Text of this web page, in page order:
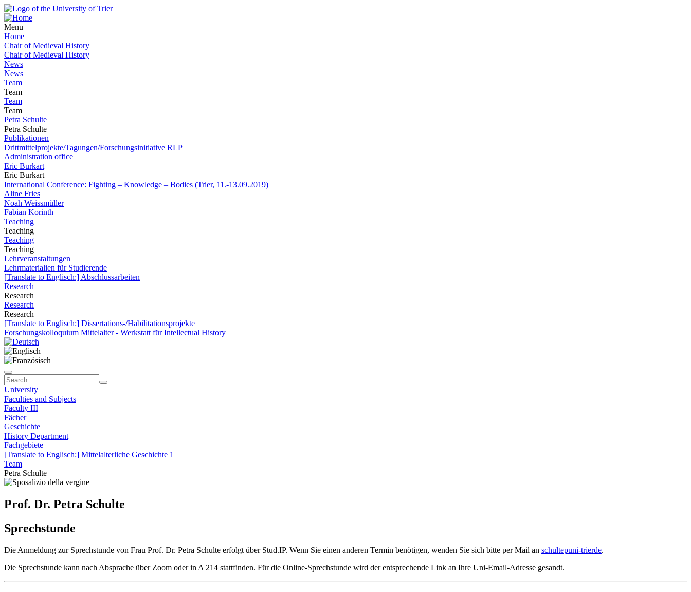
Menu
Home
Chair of Medieval History
Chair of Medieval History
News
News
Team
Team
Team
Team
Petra Schulte
Petra Schulte
Publikationen
Drittmittelprojekte/Tagungen/Forschungsinitiative RLP
Administration office
Eric Burkart
Eric Burkart
International Conference: Fighting – Knowledge – Bodies (Trier, 11.-13.09.2019)
Aline Fries
Noah Weissmüller
Fabian Korinth
Teaching
Teaching
Teaching
Teaching
Lehrveranstaltungen
Lehrmaterialien für Studierende
[Translate to Englisch:] Abschlussarbeiten
Research
Research
Research
Research
[Translate to Englisch:] Dissertations-/Habilitationsprojekte
Forschungskolloquium Mittelalter - Werkstatt für Intellectual History
University
Faculties and Subjects
Faculty III
Fächer
Geschichte
History Department
Fachgebiete
[Translate to Englisch:] Mittelalterliche Geschichte 1
Team
Petra Schulte
Prof. Dr. Petra Schulte
Sprechstunde
Die Anmeldung zur Sprechstunde von Frau Prof. Dr. Petra Schulte erfolgt über Stud.IP. Wenn Sie einen anderen Termin benötigen, wenden Sie sich bitte per Mail an schultepuni-trierde.
Die Sprechstunde kann nach Absprache über Zoom oder in A 214 stattfinden. Für die Online-Sprechstunde wird der entsprechende Link an Ihre Uni-Email-Adresse gesandt.